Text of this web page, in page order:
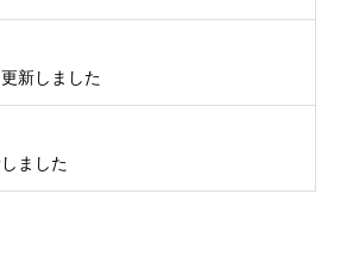
新しました
ました